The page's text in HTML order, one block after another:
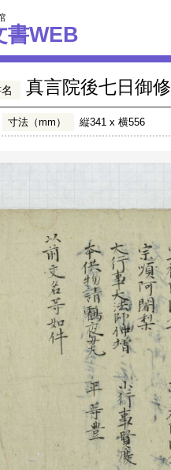
書WEB
真言院後七日御
寸法（mm） 縦341 x 横556